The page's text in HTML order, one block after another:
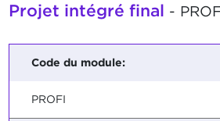
Projet intégré final -
Code du module:
PROFI